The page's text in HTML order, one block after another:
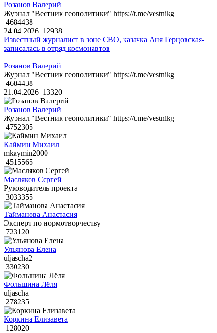
Розанов Валерий
Журнал "Вестник геополитики" https://t.me/vestnikg
4684438
24.04.2026 12938
Известный журналист в зоне СВО, казачка Аня Герцовская-
записалась в отряд космонавтов
Розанов Валерий
Журнал "Вестник геополитики" https://t.me/vestnikg
4684438
21.04.2026 13320
Розанов Валерий
Журнал "Вестник геополитики" https://t.me/vestnikg
4752305
Каймин Михаил
mkaymin2000
4515565
Масляков Сергей
Руководитель проекта
3033355
Тайманова Анастасия
Эксперт по нормотворчеству
723120
Ульянова Елена
uljascha2
330230
Фольшина Лёля
uljascha
278235
Коркина Елизавета
128020